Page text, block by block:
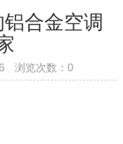
合金空调
浏览次数：0